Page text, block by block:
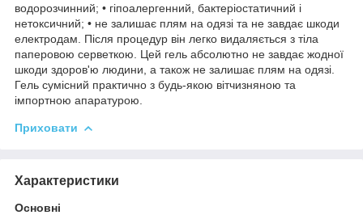
водорозчинний; • гіпоалергенний, бактеріостатичний і
нетоксичний; • не залишає плям на одязі та не завдає шкоди
електродам. Після процедур він легко видаляється з тіла
паперовою серветкою. Цей гель абсолютно не завдає жодної
шкоди здоров'ю людини, а також не залишає плям на одязі.
Гель сумісний практично з будь-якою вітчизняною та
імпортною апаратурою.
Приховати
Характеристики
Основні